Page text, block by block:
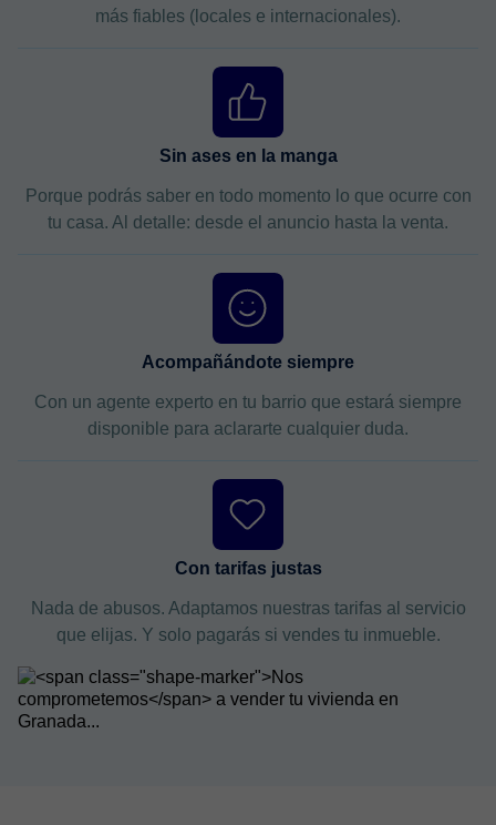
más fiables (locales e internacionales).
Sin ases en la manga
Porque podrás saber en todo momento lo que ocurre con
tu casa. Al detalle: desde el anuncio hasta la venta.
Acompañándote siempre
Con un agente experto en tu barrio que estará siempre
disponible para aclararte cualquier duda.
Con tarifas justas
Nada de abusos. Adaptamos nuestras tarifas al servicio
que elijas. Y solo pagarás si vendes tu inmueble.